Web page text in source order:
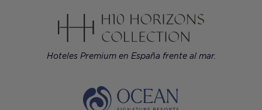
Hoteles Premium en España frente al mar.